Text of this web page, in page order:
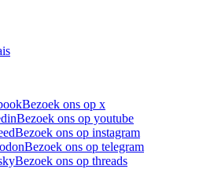
Bezoek ons op x
Bezoek ons op youtube
Bezoek ons op instagram
Bezoek ons op telegram
Bezoek ons op threads